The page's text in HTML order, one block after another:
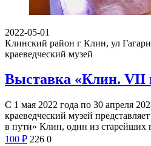
2022-05-01
Клинский район г Клин, ул
краеведческий музей
Выставка «Клин. VII
С 1 мая 2022 года по 30 апреля
краеведческий музей
в пути» Клин, один из старейших
100 ₽ 226 0